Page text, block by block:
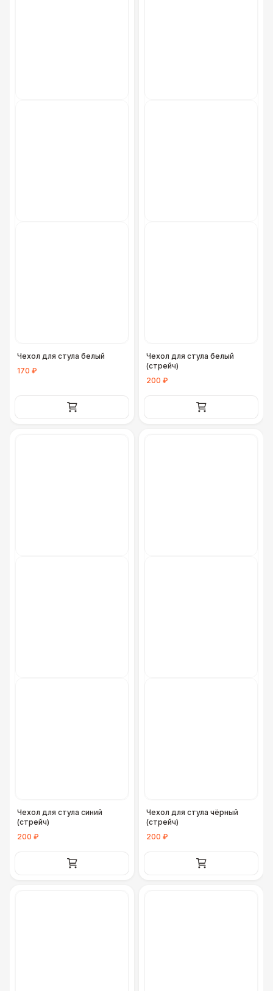
Чехол для стула белый
170 ₽
Чехол для стула белый
(стрейч)
200 ₽
Чехол для стула синий
(стрейч)
200 ₽
Чехол для стула чёрный
(стрейч)
200 ₽